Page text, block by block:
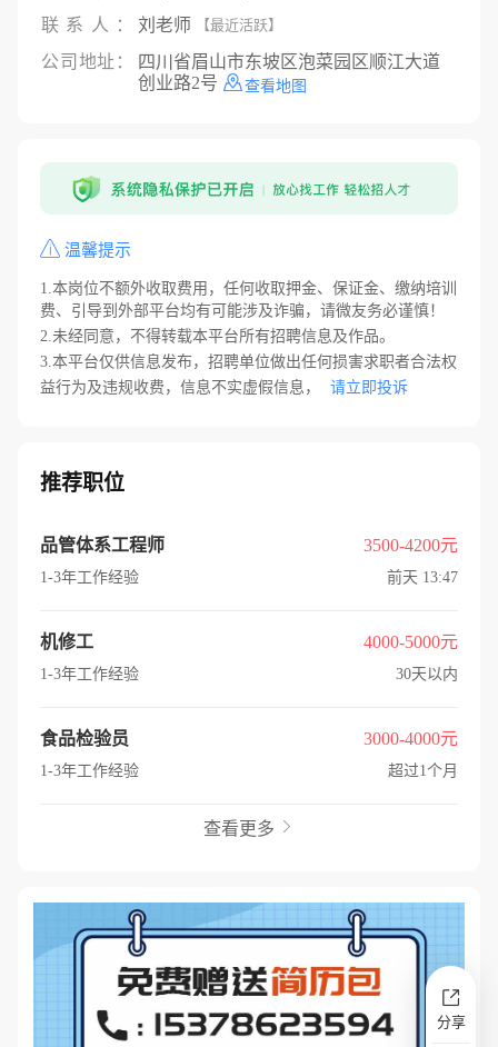
联系人： 刘老师 【最近活跃】
公司地址：
四川省眉山市东坡区泡菜园区顺江大道
创业路2号
查看地图
温馨提示
1.本岗位不额外收取费用，任何收取押金、保证金、缴纳培训
费、引导到外部平台均有可能涉及诈骗，请微友务必谨慎！
2.未经同意，不得转载本平台所有招聘信息及作品。
3.本平台仅供信息发布，招聘单位做出任何损害求职者合法权
益行为及违规收费，信息不实虚假信息，
请立即投诉
推荐职位
品管体系工程师 3500-4200元
1-3年工作经验 前天 13:47
机修工 4000-5000元
1-3年工作经验 30天以内
食品检验员 3000-4000元
1-3年工作经验 超过1个月
查看更多 
分享